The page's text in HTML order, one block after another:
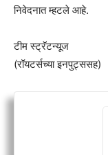
निवेदनात म्हटले आहे.
टीम स्ट्रॅटन्यूज
(रॉयटर्सच्या इनपुट्ससह)